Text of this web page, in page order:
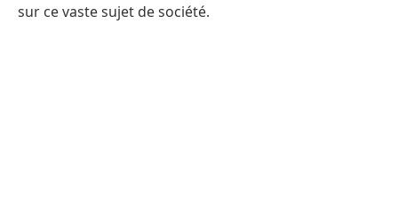
sur ce vaste sujet de société.